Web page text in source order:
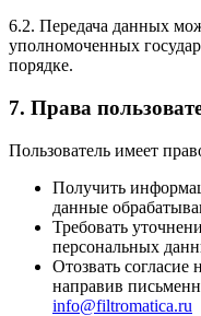
6.2. Передача данных
уполномоченных
порядке.
7. Права
Пользователь имеет
Получить
данные
Требовать
персональных
Отозвать
направив
info@filtromatica.ru